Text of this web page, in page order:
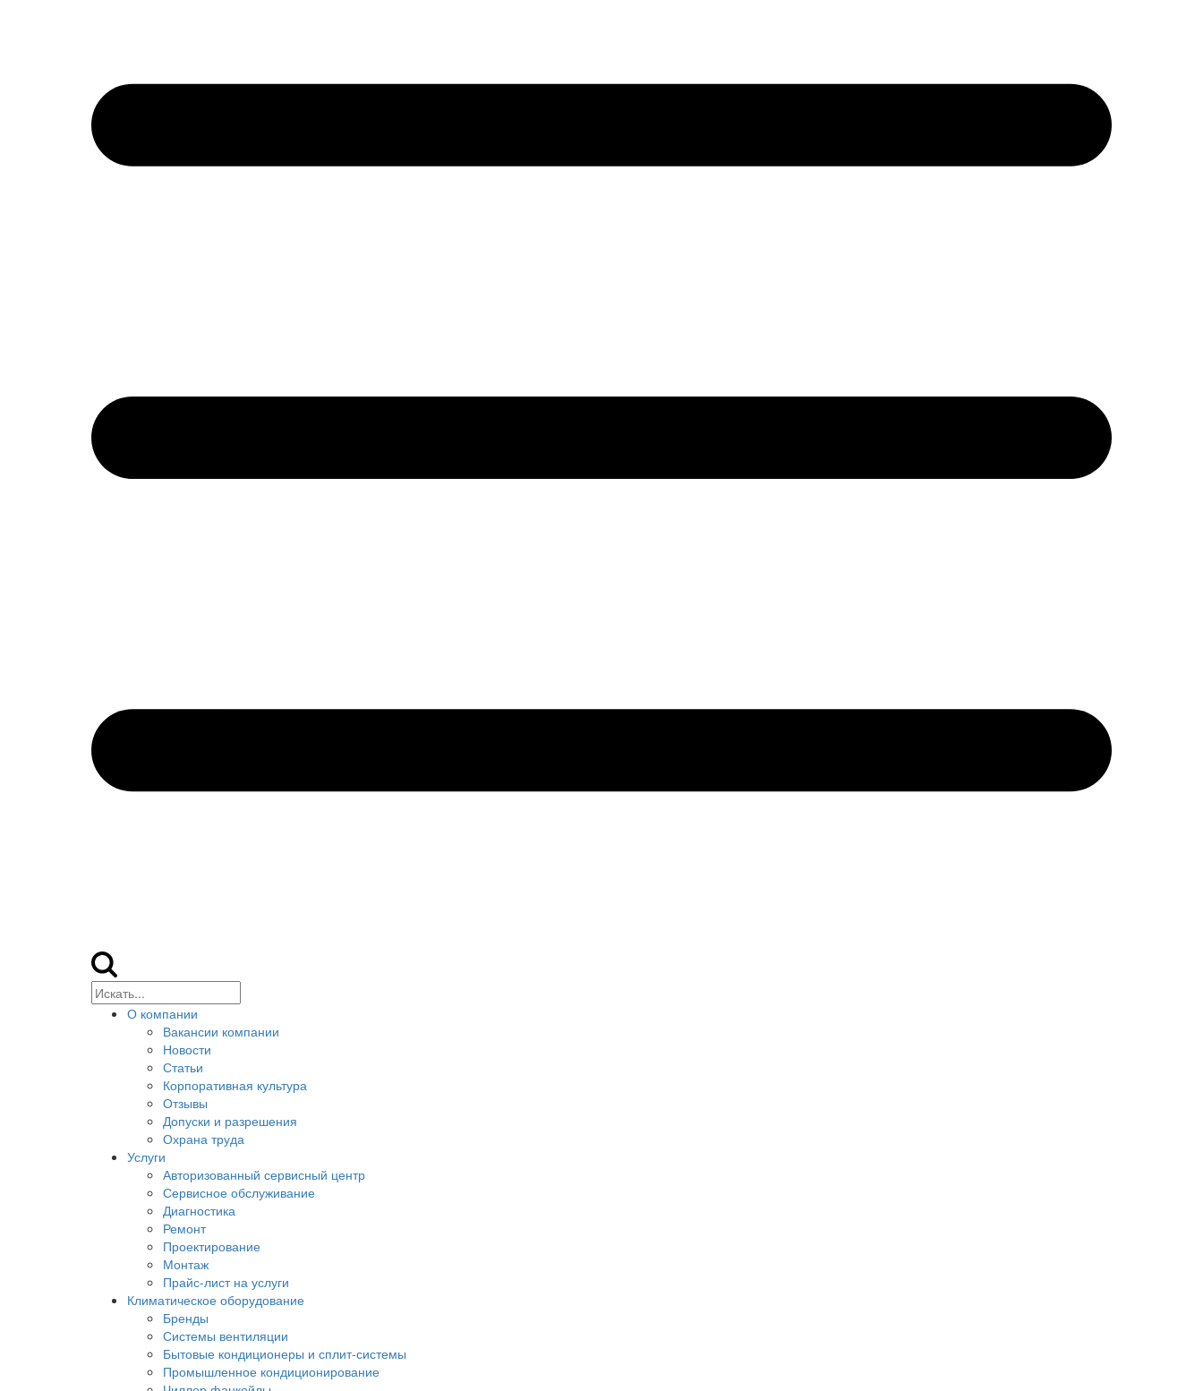
О компании
Вакансии компании
Новости
Статьи
Корпоративная культура
Отзывы
Допуски и разрешения
Охрана труда
Услуги
Авторизованный сервисный центр
Сервисное обслуживание
Диагностика
Ремонт
Проектирование
Монтаж
Прайс-лист на услуги
Климатическое оборудование
Бренды
Системы вентиляции
Бытовые кондиционеры и сплит-системы
Промышленное кондиционирование